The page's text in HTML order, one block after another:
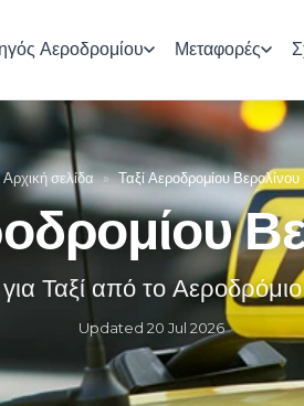
Αεροδρομίου Μεταφορές
Αρχική σελίδα » Ταξί Αεροδρομίου Βερολίνου
Ταξί από το
Updated 20 Jul 2026